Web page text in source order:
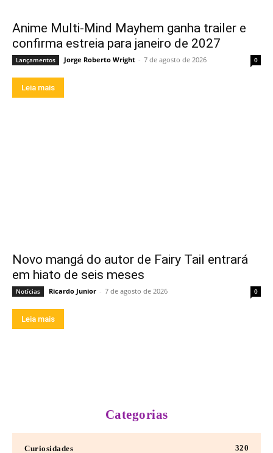
Anime Multi-Mind Mayhem ganha trailer e
confirma estreia para janeiro de 2027
Lançamentos Jorge Roberto Wright - 7 de agosto de 2026 0
Leia mais
Novo mangá do autor de Fairy Tail entrará
em hiato de seis meses
Notícias Ricardo Junior - 7 de agosto de 2026 0
Leia mais
Categorias
Curiosidades 320